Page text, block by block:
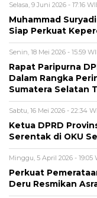
Selasa, 9 Juni 2026 - 17:16
Muhammad
Siap Perkuat
Senin, 18 Mei 2026 - 15:59
Rapat Paripurna
Dalam Rangka
Sumatera Selatan
Sabtu, 16 Mei 2026 - 22:34
Ketua DPRD
Serentak di OKU
Minggu, 5 April 2026 - 19:05
Perkuat
Deru Resmikan